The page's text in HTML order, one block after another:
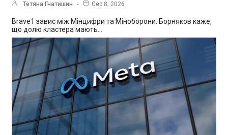
Тетяна Гнатишин Сер 8, 2026
Brave1 завис між Мінцифри та Міноборони. Борняков каже,
що долю кластера мають…